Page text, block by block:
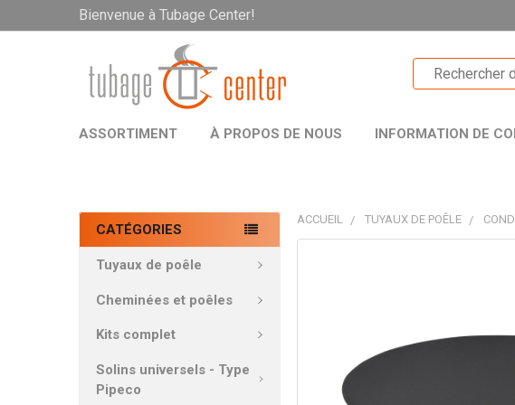
Bienvenue à Tubage Center!
ASSORTIMENT À PROPOS DE NOUS INFORMATION DE
CATÉGORIES
Tuyaux de poêle
Cheminées et poêles
Kits complet
Solins universels - Type
Pipeco
ACCUEIL TUYAUX DE POÊLE
TOUT
SÉLECTIONNER